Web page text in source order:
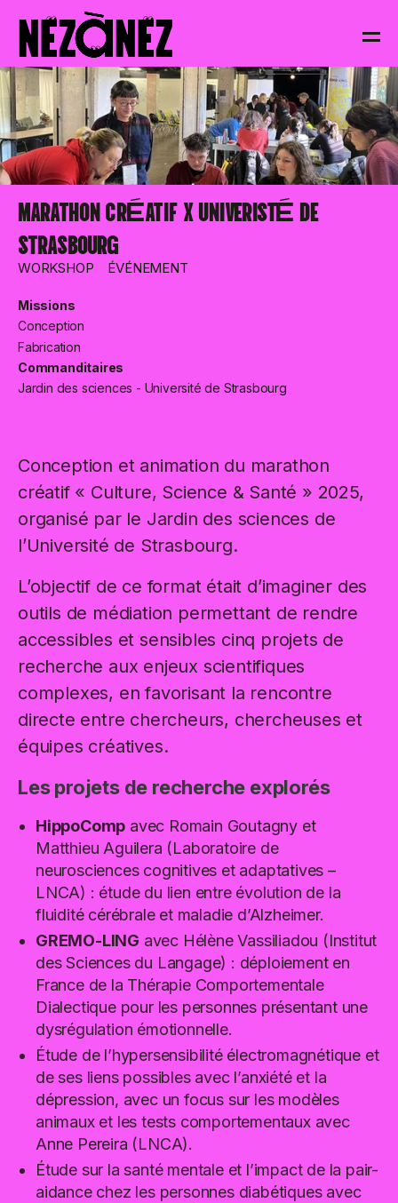
NEzàNEz
MARATHON CRÉATIF X UNIVERISTÉ DE
STRASBOURG
WORKSHOP ÉVÉNEMENT
Missions
Conception
Fabrication
Commanditaires
Jardin des sciences - Université de Strasbourg
Conception et animation du marathon
créatif « Culture, Science & Santé » 2025,
organisé par le Jardin des sciences de
l’Université de Strasbourg.
L’objectif de ce format était d’imaginer des
outils de médiation permettant de rendre
accessibles et sensibles cinq projets de
recherche aux enjeux scientifiques
complexes, en favorisant la rencontre
directe entre chercheurs, chercheuses et
équipes créatives.
Les projets de recherche explorés
HippoComp avec Romain Goutagny et
Matthieu Aguilera (Laboratoire de
neurosciences cognitives et adaptatives –
LNCA) : étude du lien entre évolution de la
fluidité cérébrale et maladie d’Alzheimer.
GREMO-LING avec Hélène Vassiliadou (Institut
des Sciences du Langage) : déploiement en
France de la Thérapie Comportementale
Dialectique pour les personnes présentant une
dysrégulation émotionnelle.
Étude de l’hypersensibilité électromagnétique et
de ses liens possibles avec l’anxiété et la
dépression, avec un focus sur les modèles
animaux et les tests comportementaux avec
Anne Pereira (LNCA).
Étude sur la santé mentale et l’impact de la pair-
aidance chez les personnes diabétiques avec